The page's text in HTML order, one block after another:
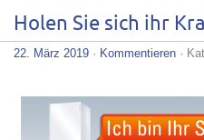
Holen Sie sich ihr
22. März 2019 · Kommentieren ·